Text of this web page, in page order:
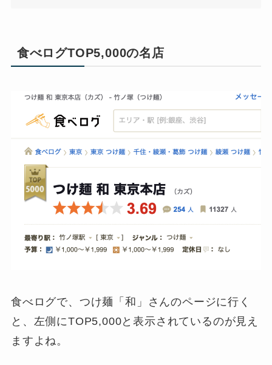
食べログTOP5,000の名店
食べログで、つけ麺「和」さんのページに行く
と、左側にTOP5,000と表示されているのが見え
ますよね。